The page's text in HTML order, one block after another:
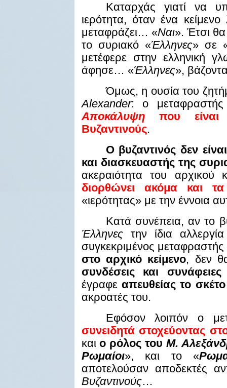
Καταρχάς γιατί να
ιερότητα, όταν ένα
μεταφράζει… «Ναι». Έτσι
το συριακό «Έλληνες» σε
μετέφερε στην ελληνική
άφησε… «Έλληνες»,
Όμως, η ουσία του
Alexander: ο μεταφραστής
Αποκάλυψηπου είναι
Βυζαντινούς.
Ο βυζαντινός δεν
και διασκευαστής της
ακεραιότητα του αρχικού
διορθώνει ακόμα και
«ιερότητας» με την έννοια
Κατά συνέπεια, αν το
Έλληνεςτην ίδια
συγκεκριμένος
στο αρχικό κείμενο, δεν
συνδέσεις και
έγραφε απευθείας το
ακροατές του.
Εφόσον λοιπόν ο
συνειδητά στοχεύοντας
καιο ρόλος του Μ.
Ρωμαίοι», και το «
αποτελούσαν αποδεκτές
Βυζαντινούς…